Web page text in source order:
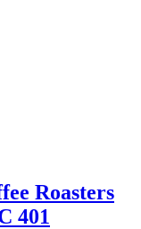
Roasters
401